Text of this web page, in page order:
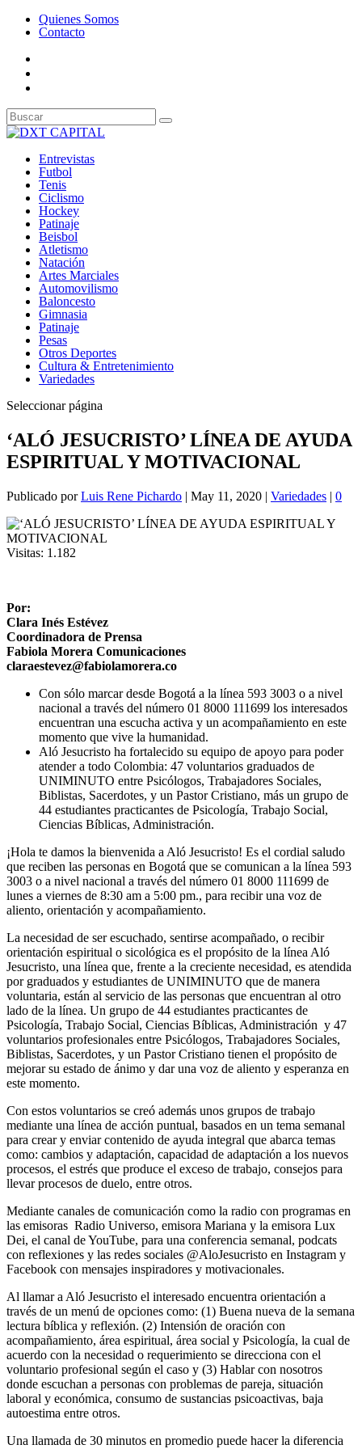
Quienes Somos
Contacto
Entrevistas
Futbol
Tenis
Ciclismo
Hockey
Patinaje
Beisbol
Atletismo
Natación
Artes Marciales
Automovilismo
Baloncesto
Gimnasia
Patinaje
Pesas
Otros Deportes
Cultura & Entretenimiento
Variedades
Seleccionar página
‘ALÓ JESUCRISTO’ LÍNEA DE AYUDA
ESPIRITUAL Y MOTIVACIONAL
Publicado porLuis Rene Pichardo | May 11, 2020 | Variedades | 0
Visitas: 1.182
Por:
Clara Inés Estévez
Coordinadora de Prensa
Fabiola Morera Comunicaciones
claraestevez@fabiolamorera.co
Con sólo marcar desde Bogotá a la línea 593 3003 o a nivel
nacional a través del número 01 8000 111699 los interesados
encuentran una escucha activa y un acompañamiento en este
momento que vive la humanidad.
Aló Jesucristo ha fortalecido su equipo de apoyo para poder
atender a todo Colombia: 47 voluntarios graduados de
UNIMINUTO entre Psicólogos, Trabajadores Sociales,
Biblistas, Sacerdotes, y un Pastor Cristiano, más un grupo de
44 estudiantes practicantes de Psicología, Trabajo Social,
Ciencias Bíblicas, Administración.
¡Hola te damos la bienvenida a Aló Jesucristo! Es el cordial saludo
que reciben las personas en Bogotá que se comunican a la línea 593
3003 o a nivel nacional a través del número 01 8000 111699 de
lunes a viernes de 8:30 am a 5:00 pm., para recibir una voz de
aliento, orientación y acompañamiento.
La necesidad de ser escuchado, sentirse acompañado, o recibir
orientación espiritual o sicológica es el propósito de la línea Aló
Jesucristo, una línea que, frente a la creciente necesidad, es atendida
por graduados y estudiantes de UNIMINUTO que de manera
voluntaria, están al servicio de las personas que encuentran al otro
lado de la línea. Un grupo de 44 estudiantes practicantes de
Psicología, Trabajo Social, Ciencias Bíblicas, Administración y 47
voluntarios profesionales entre Psicólogos, Trabajadores Sociales,
Biblistas, Sacerdotes, y un Pastor Cristiano tienen el propósito de
mejorar su estado de ánimo y dar una voz de aliento y esperanza en
este momento.
Con estos voluntarios se creó además unos grupos de trabajo
mediante una línea de acción puntual, basados en un tema semanal
para crear y enviar contenido de ayuda integral que abarca temas
como: cambios y adaptación, capacidad de adaptación a los nuevos
procesos, el estrés que produce el exceso de trabajo, consejos para
llevar procesos de duelo, entre otros.
Mediante canales de comunicación como la radio con programas en
las emisoras Radio Universo, emisora Mariana y la emisora Lux
Dei, el canal de YouTube, para una conferencia semanal, podcats
con reflexiones y las redes sociales @AloJesucristo en Instagram y
Facebook con mensajes inspiradores y motivacionales.
Al llamar a Aló Jesucristo el interesado encuentra orientación a
través de un menú de opciones como: (1) Buena nueva de la semana
lectura bíblica y reflexión. (2) Intensión de oración con
acompañamiento, área espiritual, área social y Psicología, la cual de
acuerdo con la necesidad o requerimiento se direcciona con el
voluntario profesional según el caso y (3) Hablar con nosotros
donde escuchan a personas con problemas de pareja, situación
laboral y económica, consumo de sustancias psicoactivas, baja
autoestima entre otros.
Una llamada de 30 minutos en promedio puede hacer la diferencia